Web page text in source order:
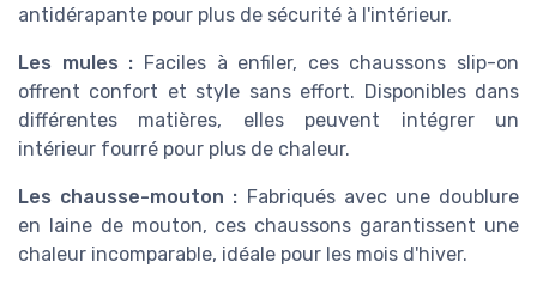
antidérapante pour plus de sécurité à l'intérieur.
Les mules : Faciles à enfiler, ces chaussons slip-on
offrent confort et style sans effort. Disponibles dans
différentes matières, elles peuvent intégrer un
intérieur fourré pour plus de chaleur.
Les chausse-mouton : Fabriqués avec une doublure
en laine de mouton, ces chaussons garantissent une
chaleur incomparable, idéale pour les mois d'hiver.